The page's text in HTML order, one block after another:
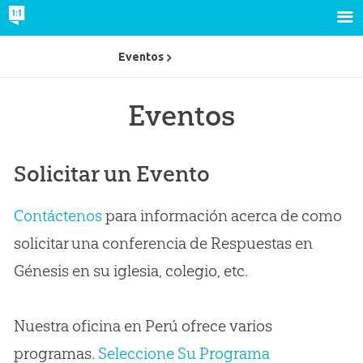
Eventos
Solicitar un Evento
Contáctenospara información acerca de como
solicitar una conferencia de Respuestas en
Génesis en su iglesia, colegio, etc.
Nuestra oficina en Perú ofrece varios
programas. Seleccione Su Programa
Eventos